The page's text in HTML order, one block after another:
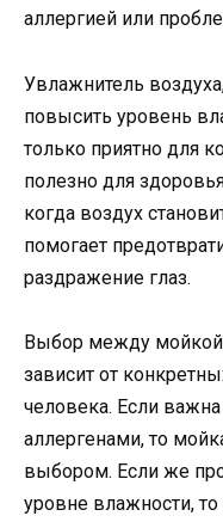
аллергией или
Увлажнитель
повысить уровень
только приятно для
полезно для
когда воздух
помогает
раздражение глаз.
Выбор между мойкой
зависит от
человека. Если важна
аллергенами, то
выбором. Если же
уровне влажности,